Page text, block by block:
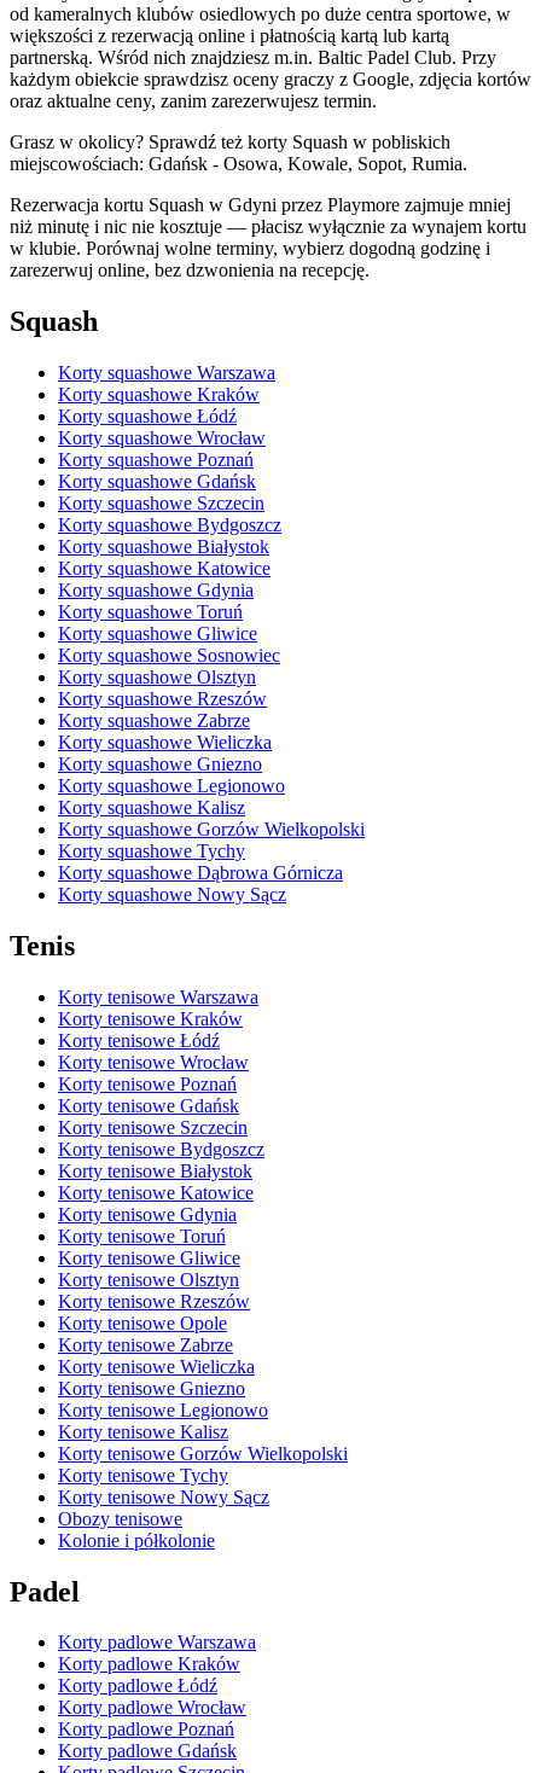
od kameralnych klubów osiedlowych po duże centra sportowe, w
większości z rezerwacją online i płatnością kartą lub kartą
partnerską. Wśród nich znajdziesz m.in. Baltic Padel Club. Przy
każdym obiekcie sprawdzisz oceny graczy z Google, zdjęcia kortów
oraz aktualne ceny, zanim zarezerwujesz termin.
Grasz w okolicy? Sprawdź też korty Squash w pobliskich
miejscowościach: Gdańsk - Osowa, Kowale, Sopot, Rumia.
Rezerwacja kortu Squash w Gdyni przez Playmore zajmuje mniej
niż minutę i nic nie kosztuje — płacisz wyłącznie za wynajem kortu
w klubie. Porównaj wolne terminy, wybierz dogodną godzinę i
zarezerwuj online, bez dzwonienia na recepcję.
Squash
Korty squashowe Warszawa
Korty squashowe Kraków
Korty squashowe Łódź
Korty squashowe Wrocław
Korty squashowe Poznań
Korty squashowe Gdańsk
Korty squashowe Szczecin
Korty squashowe Bydgoszcz
Korty squashowe Białystok
Korty squashowe Katowice
Korty squashowe Gdynia
Korty squashowe Toruń
Korty squashowe Gliwice
Korty squashowe Sosnowiec
Korty squashowe Olsztyn
Korty squashowe Rzeszów
Korty squashowe Zabrze
Korty squashowe Wieliczka
Korty squashowe Gniezno
Korty squashowe Legionowo
Korty squashowe Kalisz
Korty squashowe Gorzów Wielkopolski
Korty squashowe Tychy
Korty squashowe Dąbrowa Górnicza
Korty squashowe Nowy Sącz
Tenis
Korty tenisowe Warszawa
Korty tenisowe Kraków
Korty tenisowe Łódź
Korty tenisowe Wrocław
Korty tenisowe Poznań
Korty tenisowe Gdańsk
Korty tenisowe Szczecin
Korty tenisowe Bydgoszcz
Korty tenisowe Białystok
Korty tenisowe Katowice
Korty tenisowe Gdynia
Korty tenisowe Toruń
Korty tenisowe Gliwice
Korty tenisowe Olsztyn
Korty tenisowe Rzeszów
Korty tenisowe Opole
Korty tenisowe Zabrze
Korty tenisowe Wieliczka
Korty tenisowe Gniezno
Korty tenisowe Legionowo
Korty tenisowe Kalisz
Korty tenisowe Gorzów Wielkopolski
Korty tenisowe Tychy
Korty tenisowe Nowy Sącz
Obozy tenisowe
Kolonie i półkolonie
Padel
Korty padlowe Warszawa
Korty padlowe Kraków
Korty padlowe Łódź
Korty padlowe Wrocław
Korty padlowe Poznań
Korty padlowe Gdańsk